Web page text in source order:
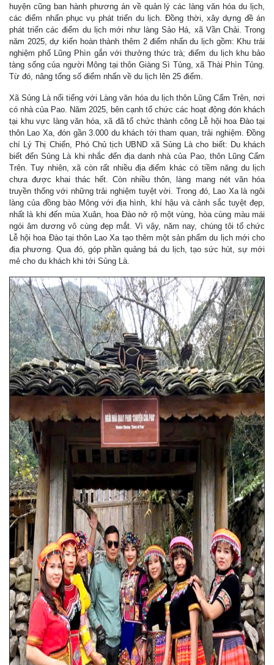
huyện cũng ban hành phương án về quản lý các làng văn hóa du lịch,
các điểm nhấn phục vụ phát triển du lịch. Đồng thời, xây dựng đề án
phát triển các điểm du lịch mới như làng Sảo Há, xã Vần Chải. Trong
năm 2025, dự kiến hoàn thành thêm 2 điểm nhấn du lịch gồm: Khu trải
nghiệm phố Lũng Phìn gắn với thưởng thức trà; điểm du lịch khu bảo
tàng sống của người Mông tại thôn Giàng Sì Tủng, xã Thài Phìn Tủng.
Từ đó, nâng tổng số điểm nhấn về du lịch lên 25 điểm.
Xã Sủng Là nổi tiếng với Làng văn hóa du lịch thôn Lũng Cẩm Trên, nơi
có nhà của Pao. Năm 2025, bên cạnh tổ chức các hoạt động đón khách
tại khu vực làng văn hóa, xã đã tổ chức thành công Lễ hội hoa Đào tại
thôn Lao Xa, đón gần 3.000 du khách tới tham quan, trải nghiệm. Đồng
chí Lý Thị Chiến, Phó Chủ tịch UBND xã Sủng Là cho biết: Du khách
biết đến Sủng Là khi nhắc đến địa danh nhà của Pao, thôn Lũng Cẩm
Trên. Tuy nhiên, xã còn rất nhiều địa điểm khác có tiềm năng du lịch
chưa được khai thác hết. Còn nhiều thôn, làng mang nét văn hóa
truyền thống với những trải nghiệm tuyệt vời. Trong đó, Lao Xa là ngôi
làng của đồng bào Mông với địa hình, khí hậu và cảnh sắc tuyệt đẹp,
nhất là khi đến mùa Xuân, hoa Đào nở rộ một vùng, hòa cùng màu mái
ngói âm dương vô cùng đẹp mắt. Vì vậy, năm nay, chúng tôi tổ chức
Lễ hội hoa Đào tại thôn Lao Xa tạo thêm một sản phẩm du lịch mới cho
địa phương. Qua đó, góp phần quảng bá du lịch, tạo sức hút, sự mới
mẻ cho du khách khi tới Sủng Là.